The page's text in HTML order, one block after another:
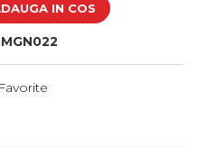
IN COS
MGN022